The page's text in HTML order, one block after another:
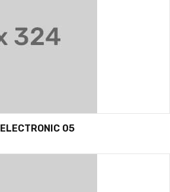
ELECTRONIC 05